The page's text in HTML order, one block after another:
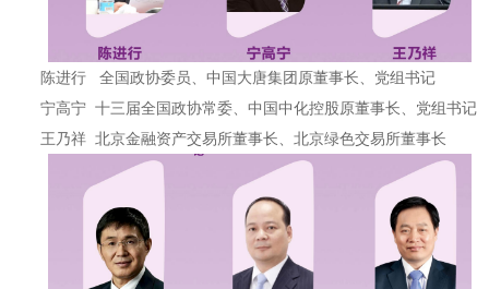
陈进行 全国政协委员、中国大唐集团原董事长、党组书记
宁高宁 十三届全国政协常委、中国中化控股原董事长、党组书记
王乃祥 北京金融资产交易所董事长、北京绿色交易所董事长